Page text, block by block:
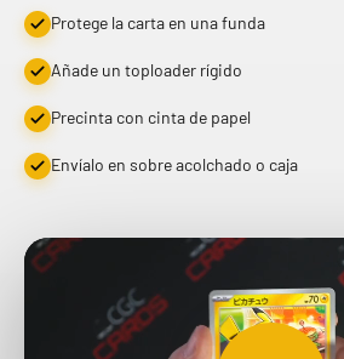
Protege la carta en una funda
Añade un toploader rígido
Precinta con cinta de papel
Envíalo en sobre acolchado o caja